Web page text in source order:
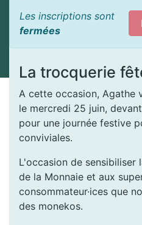
Les inscriptions sont
fermées
La trocquerie
A cette occasion, Agathe
le mercredi 25 juin,
pour une journée festive
conviviales.
L'occasion de sensibiliser
de la Monnaie et aux
consommateur·ices que
des monekos.